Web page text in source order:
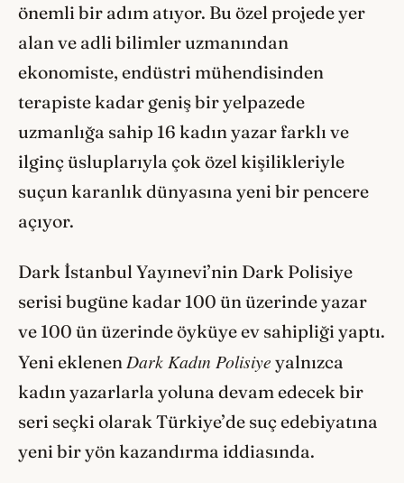
önemli bir adım atıyor. Bu özel projede yer
alan ve adli bilimler uzmanından
ekonomiste, endüstri mühendisinden
terapiste kadar geniş bir yelpazede
uzmanlığa sahip 16 kadın yazar farklı ve
ilginç üsluplarıyla çok özel kişilikleriyle
suçun karanlık dünyasına yeni bir pencere
açıyor.
Dark İstanbul Yayınevi’nin Dark Polisiye
serisi bugüne kadar 100 ün üzerinde yazar
ve 100 ün üzerinde öyküye ev sahipliği yaptı.
Yeni eklenenDark Kadın Polisiye yalnızca
kadın yazarlarla yoluna devam edecek bir
seri seçki olarak Türkiye’de suç edebiyatına
yeni bir yön kazandırma iddiasında.